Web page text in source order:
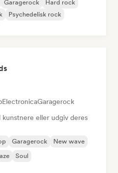
Garagerock
Hard rock
Psychedelisk rock
ElectronicaGaragerock
eller udgiv deres
Garagerock
New wave
Soul